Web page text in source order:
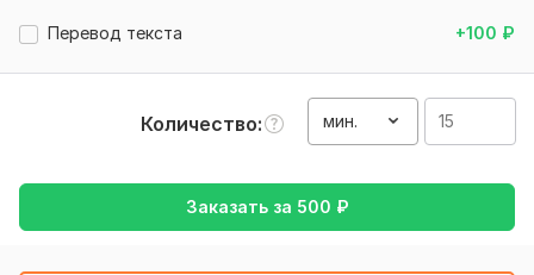
с Английского на Русский
Перевод текста +100 ₽
Количество мин.
Заказать за 500 ₽